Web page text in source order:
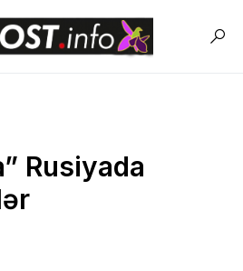
Rusiyada